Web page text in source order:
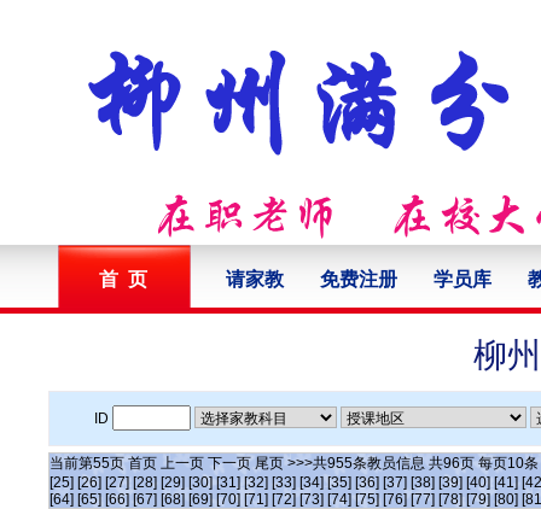
首 页 请家教 免费注册 学员库
柳
ID
当前第55页 首页 上一页 下一页 尾页 >>>共955条教员信息 共96页 每页10条
[25] [26] [27] [28] [29] [30] [31] [32] [33] [34] [35] [36] [37] [38] [39] [40] [41]
[64] [65] [66] [67] [68] [69] [70] [71] [72] [73] [74] [75] [76] [77] [78] [79] [80]